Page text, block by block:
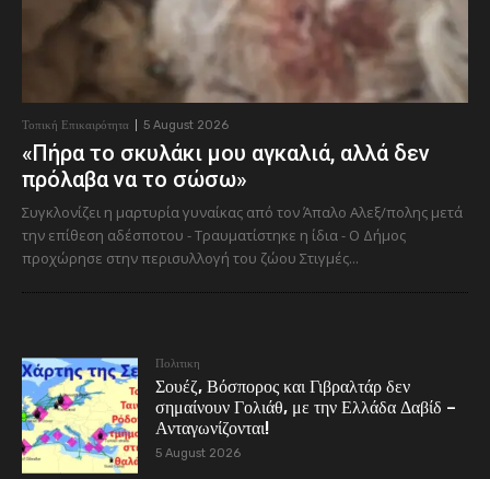
Τοπική Επικαιρότητα 5 August 2026
«Πήρα το σκυλάκι μου αγκαλιά, αλλά δεν
πρόλαβα να το σώσω»
Συγκλονίζει η μαρτυρία γυναίκας από τον Άπαλο Αλεξ/πολης μετά
την επίθεση αδέσποτου - Τραυματίστηκε η ίδια - Ο Δήμος
προχώρησε στην περισυλλογή του ζώου Στιγμές...
Πολιτικη
Σουέζ, Βόσπορος και Γιβραλτάρ δεν
σημαίνουν Γολιάθ, με την Ελλάδα Δαβίδ –
Ανταγωνίζονται!
5 August 2026